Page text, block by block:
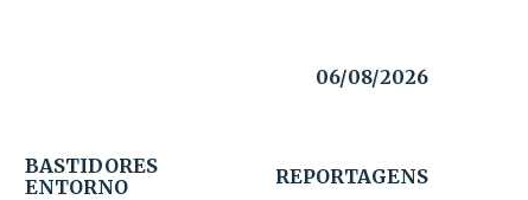
06/08/2026
BASTIDORES
ENTORNO
REPORTAGENS